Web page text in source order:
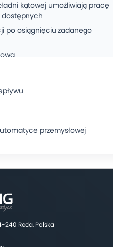
kątowej umożliwiają pracę
po osiągnięciu zadanego
4″
l/min
przemysłowej
240 Reda, Polska